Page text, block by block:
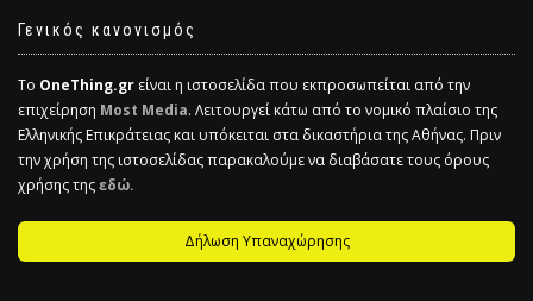
Γενικός κανονισμός
Το OneThing.gr είναι η ιστοσελίδα που εκπροσωπείται από την
επιχείρηση Most Media. Λειτουργεί κάτω από το νομικό πλαίσιο της
Ελληνικής Επικράτειας και υπόκειται στα δικαστήρια της Αθήνας. Πριν
την χρήση της ιστοσελίδας παρακαλούμε να διαβάσατε τους όρους
χρήσης τηςεδώ.
Δήλωση Υπαναχώρησης